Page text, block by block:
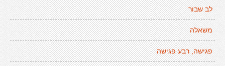
לב שבור
משאלה
פגישה, רבע פגישה